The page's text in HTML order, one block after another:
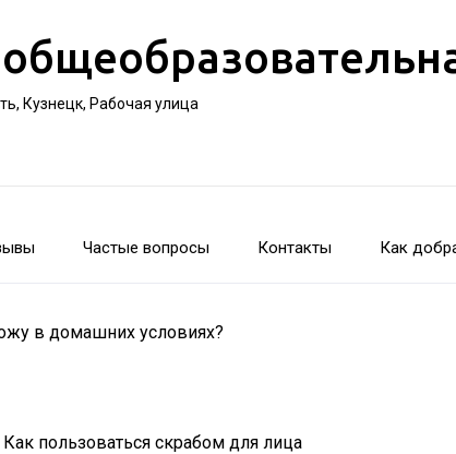
Кузнецк, Рабочая улица
Частые вопросы Контакты Как
в домашних условиях?
пользоваться скрабом для лица